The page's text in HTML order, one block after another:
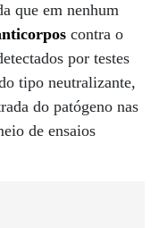
que em nenhum
contra o
por testes
tipo neutralizante,
do patógeno nas
de ensaios